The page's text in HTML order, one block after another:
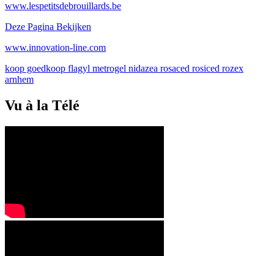
www.lespetitsdebrouillards.be
Deze Pagina Bekijken
www.innovation-line.com
koop goedkoop flagyl metrogel nidazea rosaced rosiced rozex
arnhem
Vu à la Télé